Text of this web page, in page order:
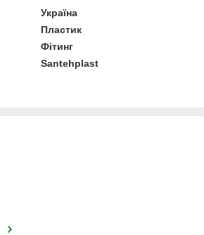
Україна
Пластик
Фітинг
Santehplast